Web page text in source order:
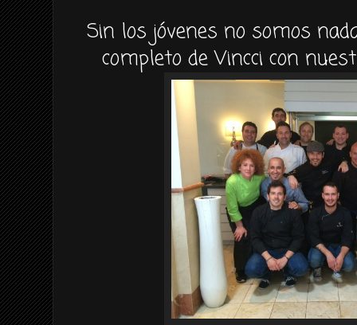
Sin los jóvenes no somos
completo de Vincci con